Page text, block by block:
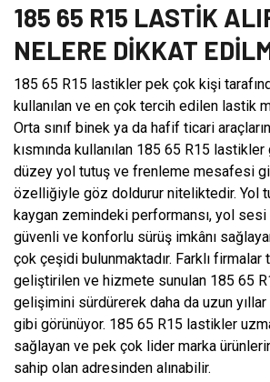
185 65 R15 LASTİK
NELERE DİKKAT
185 65 R15 lastikler pek çok kişi
kullanılan ve en çok tercih edilen lastik
Orta sınıf binek ya da hafif ticari
kısmında kullanılan 185 65 R15
düzey yol tutuş ve frenleme mesafesi
özelliğiyle göz doldurur niteliktedir. Yol
kaygan zemindeki performansı, yol
güvenli ve konforlu sürüş imkânı
çok çeşidi bulunmaktadır. Farklı firmalar
geliştirilen ve hizmete sunulan 185 65
gelişimini sürdürerek daha da uzun yıllar
gibi görünüyor. 185 65 R15 lastikler
sağlayan ve pek çok lider marka
sahip olan adresinden alınabilir.